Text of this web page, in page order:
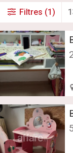
Filtres (1)